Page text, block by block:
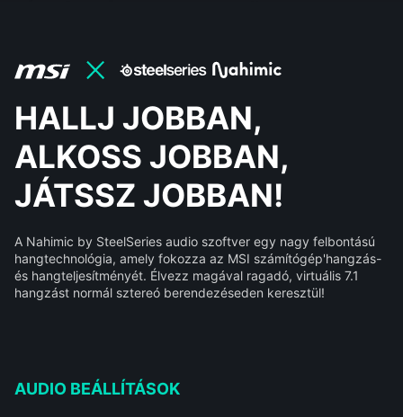
HALLJ JOBBAN,
ALKOSS JOBBAN,
JÁTSSZ JOBBAN!
A Nahimic by SteelSeries audio szoftver egy nagy felbontású
hangtechnológia, amely fokozza az MSI számítógép'hangzás-
és hangteljesítményét. Élvezz magával ragadó, virtuális 7.1
hangzást normál sztereó berendezéseden keresztül!
AUDIO BEÁLLÍTÁSOK